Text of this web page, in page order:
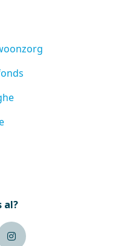
al?